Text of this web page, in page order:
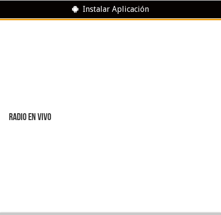
Instalar Aplicación
RADIO EN VIVO